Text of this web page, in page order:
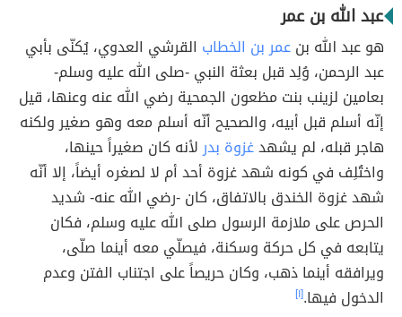
عبد الله بن عمر
هو عبد الله بنعمر بن الخطاب القرشي العدوي، يُكنّى بأبي
عبد الرحمن، وُلِد قبل بعثة النبي -صلى الله عليه وسلم-
بعامين لزينب بنت مظعون الجمحية رضي الله عنه وعنها، قيل
إنّه أسلم قبل أبيه، والصحيح أنّه أسلم معه وهو صغير ولكنه
هاجر قبله، لم يشهدغزوة بدرلأنه كان صغيراً حينها،
واختُلِف في كونه شهد غزوة أحد أم لا لصغره أيضاً، إلا أنّه
شهد غزوة الخندق بالاتفاق، كان -رضي الله عنه- شديد
الحرص على ملازمة الرسول صلى الله عليه وسلم، فكان
يتابعه في كل حركة وسكنة، فيصلّي معه أينما صلّى،
ويرافقه أينما ذهب، وكان حريصاً على اجتناب الفتن وعدم
الدخول فيها.[١]